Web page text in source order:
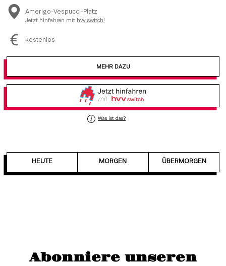
Amerigo-Vespucci-Platz
Jetzt hinfahren mit hvv switch!
kostenlos
MEHR DAZU
Was ist das?
HEUTE MORGEN ÜBERMORGEN
Abonniere unseren